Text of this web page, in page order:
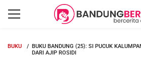
BUKU
BUKU BANDUNG (25): SI PUCUK
DARI AJIP ROSIDI